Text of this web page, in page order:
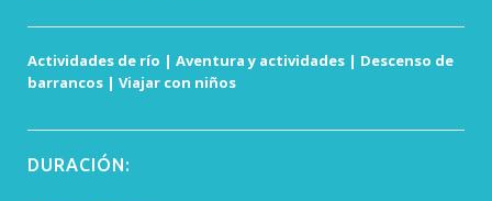
Actividades de río | Aventura y actividades | Descenso de
barrancos | Viajar con niños
DURACIÓN: